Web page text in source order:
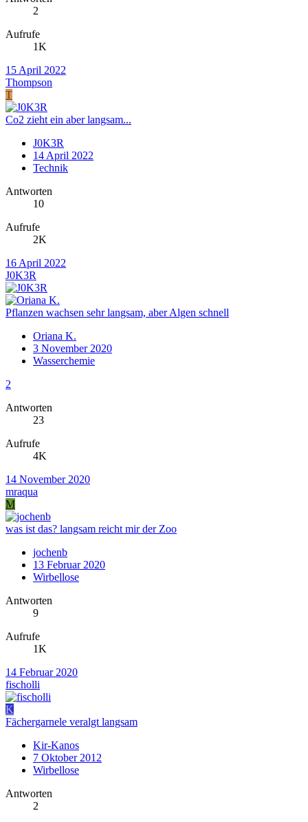
2
Aufrufe
1K
15 April 2022
Thompson
T
Co2 zieht ein aber langsam...
J0K3R
14 April 2022
Technik
Antworten
10
Aufrufe
2K
16 April 2022
J0K3R
Pflanzen wachsen sehr langsam, aber Algen schnell
Oriana K.
3 November 2020
Wasserchemie
2
Antworten
23
Aufrufe
4K
14 November 2020
mraqua
M
was ist das? langsam reicht mir der Zoo
jochenb
13 Februar 2020
Wirbellose
Antworten
9
Aufrufe
1K
14 Februar 2020
fischolli
K
Fächergarnele veralgt langsam
Kir-Kanos
7 Oktober 2012
Wirbellose
Antworten
2